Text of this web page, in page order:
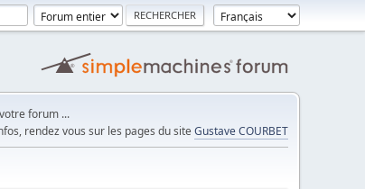
forum ...
rendez vous sur les pages du site Gustave COURBET